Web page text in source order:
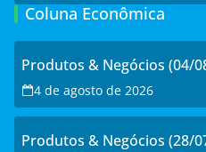
Coluna Econômica
Produtos & Negócios (04/
4 de agosto de 2026
Produtos & Negócios (28/